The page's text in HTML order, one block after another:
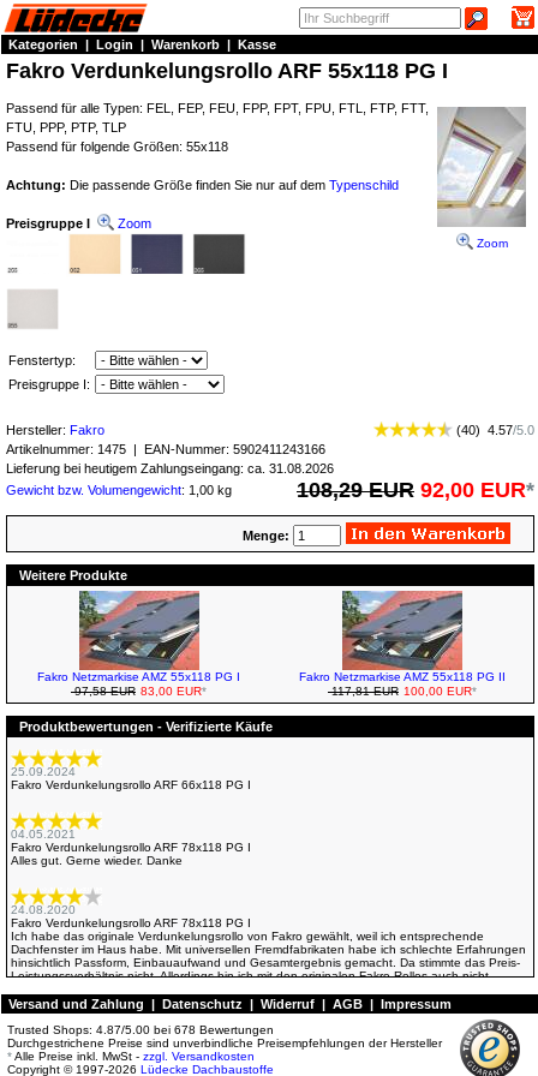
Kategorien | Login | Warenkorb | Kasse
Fakro Verdunkelungsrollo ARF 55x118 PG I
Zoom
Passend für alle Typen: FEL, FEP, FEU, FPP, FPT, FPU, FTL, FTP, FTT,
FTU, PPP, PTP, TLP
Passend für folgende Größen: 55x118
Achtung: Die passende Größe finden Sie nur auf dem Typenschild
Preisgruppe I Zoom
Fenstertyp:
Preisgruppe I:
Hersteller: Fakro (40) 4.57/5.0
Artikelnummer: 1475 | EAN-Nummer: 5902411243166
Lieferung bei heutigem Zahlungseingang: ca. 31.08.2026
Gewicht bzw. Volumengewicht: 1,00 kg 108,29 EUR 92,00 EUR*
Menge:
Weitere Produkte
Fakro Netzmarkise AMZ 55x118 PG I
97,58 EUR 83,00 EUR*
Fakro Netzmarkise AMZ 55x118 PG II
117,81 EUR 100,00 EUR*
Produktbewertungen - Verifizierte Käufe
25.09.2024
Fakro Verdunkelungsrollo ARF 66x118 PG I
04.05.2021
Fakro Verdunkelungsrollo ARF 78x118 PG I
Alles gut. Gerne wieder. Danke
24.08.2020
Fakro Verdunkelungsrollo ARF 78x118 PG I
Ich habe das originale Verdunkelungsrollo von Fakro gewählt, weil ich entsprechende
Dachfenster im Haus habe. Mit universellen Fremdfabrikaten habe ich schlechte Erfahrungen
hinsichtlich Passform, Einbauaufwand und Gesamtergebnis gemacht. Da stimmte das Preis-
Leistungssverhältnis nicht. Allerdings bin ich mit den originalen Fakro-Rollos auch nicht
eines der Rollos nacharbeiten musste, damit es überhaupt passt. Das zweite Rolle passte
etwas besser. Bei beiden Rollos "entspannte" sich aufgrund der nicht genauen Passung in
den Fenstern die Rollofeder während des Einbaus, so dass die Rollo-Kassette
auseinandergenommen und das Rollo neu gespannt werden musste. Die Rollos sind
diesbezüglich offenbar ziemlich empfindlich. Allgemein könnte man mit der angegebenen
Einbauzeit von 30 min gut hinkommen, wenn alles wie geplannt klappt, die Einbaumaße im
Versand und Zahlung | Datenschutz | Widerruf | AGB | Impressum
Trusted Shops: 4.87/5.00 bei 678 Bewertungen
Durchgestrichene Preise sind unverbindliche Preisempfehlungen der Hersteller
*Alle Preise inkl. MwSt - zzgl. Versandkosten
Copyright © 1997-2026 Lüdecke Dachbaustoffe